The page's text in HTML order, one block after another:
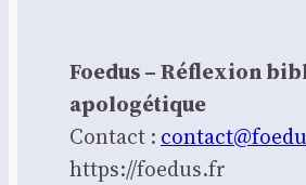
Foedus – Réflexion
apologétique
Contact :
https://foedus.fr⁠